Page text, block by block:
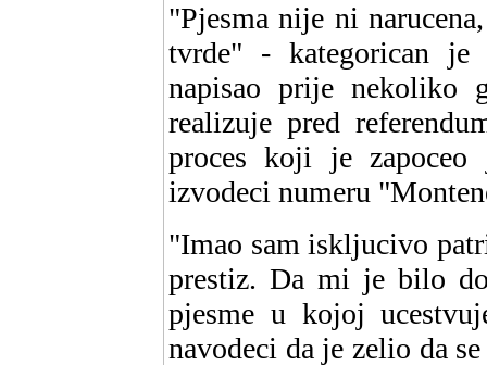
"Pjesma nije ni
tvrde" - kategorican je
napisao prije nekoliko
realizuje pred
proces koji je
izvodeci numeru
"Imao sam iskljucivo
prestiz. Da mi je bilo
pjesme u kojoj
navodeci da je zelio da